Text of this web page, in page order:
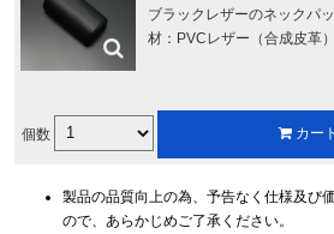
ブラックレザーのネックパ
材：PVCレザー（合成皮革
個数 カー
製品の品質向上の為、予告なく仕様及び
ので、あらかじめご了承ください。